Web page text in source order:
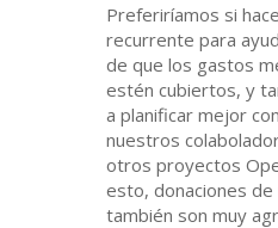
Preferiríamos si
recurrente para
de que los gastos
estén cubiertos, y
a planificar mejor
nuestros
otros proyectos
esto, donaciones de
también son muy